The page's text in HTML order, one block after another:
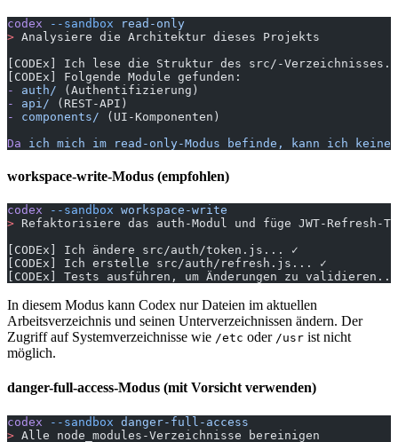
codex --sandbox read-only
> Analysiere die Architektur dieses Projekts
[CODEx] Ich lese die Struktur des src/-
[CODEx] Folgende Module gefunden:
-
auth/ (Authentifizierung)
-
api/ (REST-API)
-
components/ (UI-Komponenten)
Da ich mich im read-only-Modus befinde, kann ich keine
workspace-write-Modus (empfohlen)
codex --sandbox workspace-write
> Refaktorisiere das auth-Modul und füge JWT-Refresh-
[CODEx] Ich ändere src/auth/token.js... ✓
[CODEx] Ich erstelle src/auth/refresh.js... ✓
[CODEx] Tests ausführen, um Änderungen zu
In diesem Modus kann Codex nur Dateien im aktuellen
Arbeitsverzeichnis und seinen Unterverzeichnissen ändern. Der
Zugriff auf Systemverzeichnisse wie /etc oder /usr ist nicht
möglich.
danger-full-access-Modus (mit Vorsicht verwenden)
codex --sandbox danger-full-access
> Alle node_modules-Verzeichnisse bereinigen